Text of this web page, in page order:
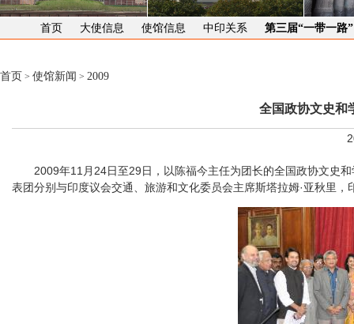
首页 大使信息 使馆信息 中印关系 第三届“一带一路
首页 > 使馆新闻 > 2009
全国政协文史和
2009年11月24日至29日，以陈福今主任为团长的全国政协文史和
表团分别与印度议会交通、旅游和文化委员会主席斯塔拉姆·亚秋里